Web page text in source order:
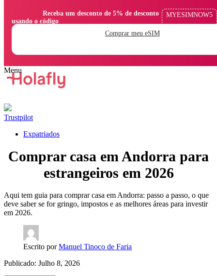
usando o código
MYESIMNOW5
Comprar meu eSIM
Trustpilot
Expatriados
Comprar casa em Andorra para
estrangeiros em 2026
Aqui tem guia para comprar casa em Andorra: passo a passo, o que
deve saber se for gringo, impostos e as melhores áreas para investir
em 2026.
Escrito porManuel Tinoco de Faria
Publicado: Julho 8, 2026